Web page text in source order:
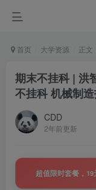
首页 大学资源 正文
期末不挂科 | 洪
不挂科 机械制
CDD
2年前更新
超值限时套餐，